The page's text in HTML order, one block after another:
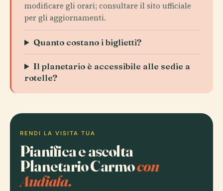
modificare gli orari; consultare il sito ufficiale
per gli aggiornamenti.
Quanto costano i biglietti?
Il planetario è accessibile alle sedie a
rotelle?
RENDI LA VISITA TUA
Pianifica e ascolta
Planetario Carmocon
Audiala.